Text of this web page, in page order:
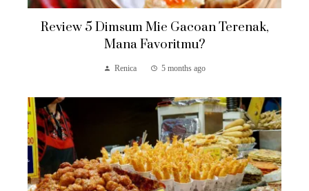
Review 5 Dimsum Mie Gacoan Terenak,
Mana Favoritmu?
Renica 5 months ago